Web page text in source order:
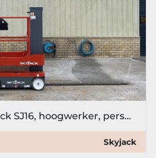
2020 Skyjack Skyjack SJ16, hoogwerker, personenlift, 6,8 meter
Skyjack